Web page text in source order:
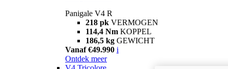
Panigale V4 R
218 pk VERMOGEN
114,4 Nm KOPPEL
186,5 kg GEWICHT
Vanaf €49.990 i
Ontdek meer